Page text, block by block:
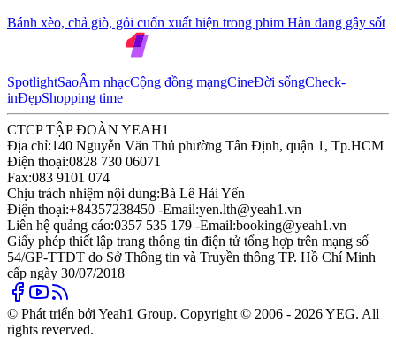
Bánh xèo, chả giò, gỏi cuốn xuất hiện trong phim Hàn đang gây sốt
SpotlightSaoÂm nhạcCộng đồng mạngCineĐời sốngCheck-
inĐẹpShopping time
CTCP TẬP ĐOÀN YEAH1
Địa chỉ:140 Nguyễn Văn Thủ phường Tân Định, quận 1, Tp.HCM
Điện thoại:0828 730 06071
Fax:083 9101 074
Chịu trách nhiệm nội dung:Bà Lê Hải Yến
Điện thoại:+84357238450 -Email:yen.lth@yeah1.vn
Liên hệ quảng cáo:0357 535 179 -Email:booking@yeah1.vn
Giấy phép thiết lập trang thông tin điện tử tổng hợp trên mạng số
54/GP-TTĐT do Sở Thông tin và Truyền thông TP. Hồ Chí Minh
cấp ngày 30/07/2018
© Phát triển bởi Yeah1 Group. Copyright © 2006 - 2026 YEG. All
rights reverved.